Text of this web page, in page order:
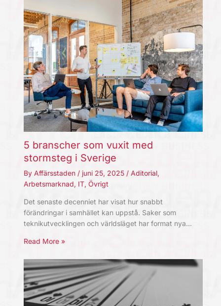
5 branscher som vuxit med
stormsteg i Sverige
By Affärsstaden / juni 25, 2025 / Aditorial,
Arbetsmarknad, IT, Övrigt
Det senaste decenniet har visat hur snabbt
förändringar i samhället kan uppstå. Saker som
teknikutvecklingen och världsläget har format nya…
Read More »